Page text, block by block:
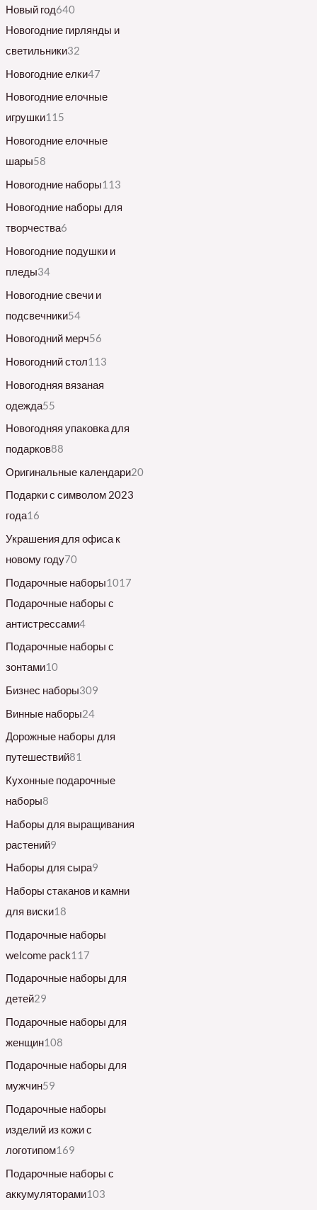
Новый год640
Новогодние гирлянды и
светильники32
Новогодние елки47
Новогодние елочные
игрушки115
Новогодние елочные
шары58
Новогодние наборы113
Новогодние наборы для
творчества6
Новогодние подушки и
пледы34
Новогодние свечи и
подсвечники54
Новогодний мерч56
Новогодний стол113
Новогодняя вязаная
одежда55
Новогодняя упаковка для
подарков88
Оригинальные календари20
Подарки с символом 2023
года16
Украшения для офиса к
новому году70
Подарочные наборы1017
Подарочные наборы с
антистрессами4
Подарочные наборы с
зонтами10
Бизнес наборы309
Винные наборы24
Дорожные наборы для
путешествий81
Кухонные подарочные
наборы8
Наборы для выращивания
растений9
Наборы для сыра9
Наборы стаканов и камни
для виски18
Подарочные наборы
welcome pack117
Подарочные наборы для
детей29
Подарочные наборы для
женщин108
Подарочные наборы для
мужчин59
Подарочные наборы
изделий из кожи с
логотипом169
Подарочные наборы с
аккумуляторами103